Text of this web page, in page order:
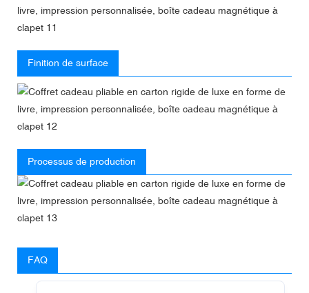
Finition de surface
Processus de production
FAQ